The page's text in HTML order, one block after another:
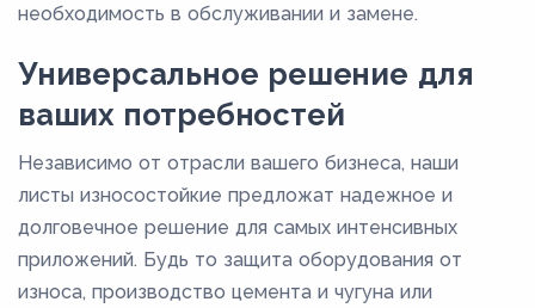
необходимость в обслуживании и замене.
Универсальное решение для
ваших потребностей
Независимо от отрасли вашего бизнеса, наши
листы износостойкие предложат надежное и
долговечное решение для самых интенсивных
приложений. Будь то защита оборудования от
износа, производство цемента и чугуна или